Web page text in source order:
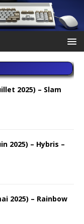
2025) – Slam
2025) – Hybris –
2025) – Rainbow